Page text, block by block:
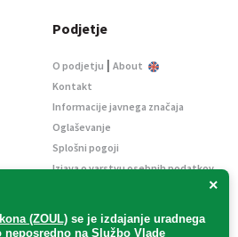
×
(ZOUL) se je izdajanje uradnega
neposredno na Službo Vlade
Podjetje
O podjetju | About
Kontakt
Informacije javnega značaja
Oglaševanje
Splošni pogoji
Izjava o varstvu osebnih podatkov